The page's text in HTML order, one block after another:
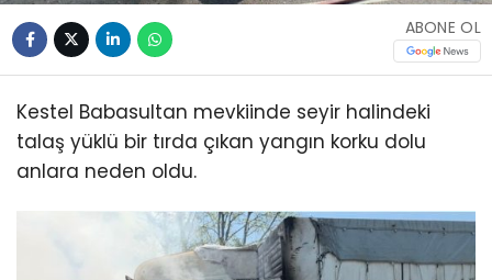
ABONE OL
Kestel Babasultan mevkiinde seyir halindeki
talaş yüklü bir tırda çıkan yangın korku dolu
anlara neden oldu.